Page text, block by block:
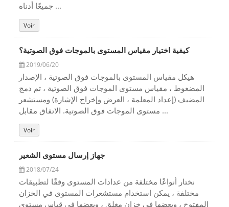
جميعًا أدناه ...
Voir
كيفية اختيار مقياس المستوى بالموجات فوق الصوتية؟
2019/06/20
هيكل مقياس المستوى بالموجات فوق الصوتية ، الإصدار
المضغوط ، مقياس مستوى الموجات فوق الصوتية ، تم دمج
المضيف (إعداد المعلمة ، العرض وإخراج الإشارة) ومستشعر
مستوى الموجات فوق الصوتية. الاتفاق مقابل ...
Voir
جهاز إرسال مستوى الشعير
2018/07/24
نختار أنواعًا مختلفة من عدادات المستوى وفقًا لتطبيقات
مختلفة ، يمكن استخدام مستشعرات المستوى في الخزان
المفتوح ، وبعضها في خزان مغلق ، وبعضها في قياس مستوى